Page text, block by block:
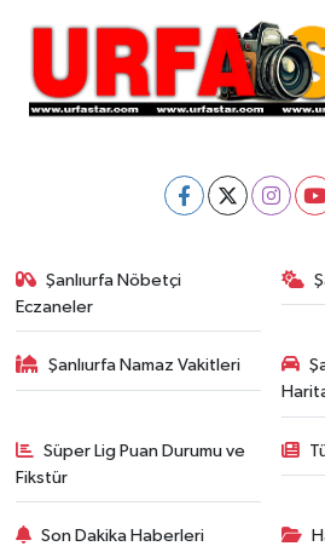
Şanlıurfa Nöbetçi
Eczaneler
Şanlıurfa Namaz Vakitleri
Süper Lig Puan Durumu ve
Fikstür
Son Dakika Haberleri